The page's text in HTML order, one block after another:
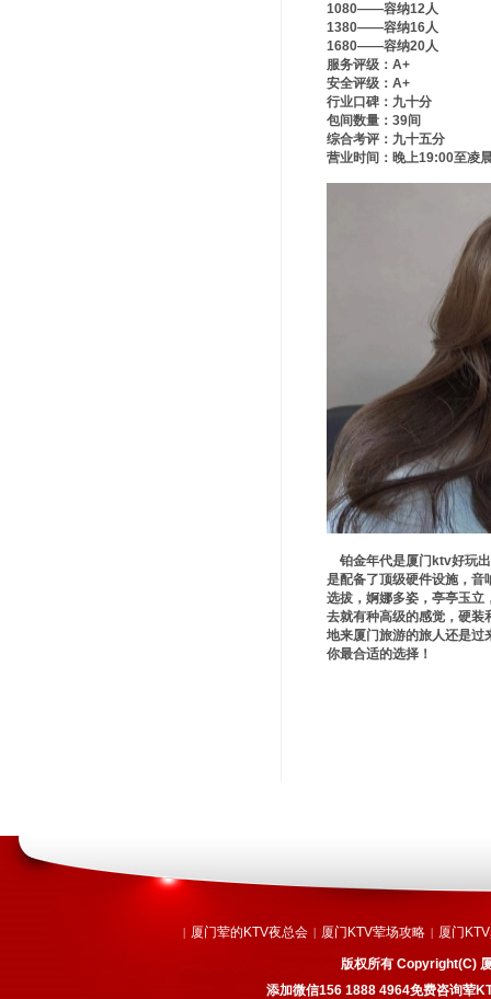
1080——容纳12人
1380——容纳16人
1680——容纳20人
服务评级：A+
安全评级：A+
行业口碑：九十分
包间数量：39间
综合考评：九十五分
营业时间：晚上19:00至凌
铂金年代是厦门ktv好玩出
是配备了顶级硬件设施，音
选拔，婀娜多姿，亭亭玉立
去就有种高级的感觉，硬装
地来厦门旅游的旅人还是
你最合适的选择！
| 厦门荤的KTV夜总会 | 厦门KTV荤场攻略 | 厦门
版权所有 Copyright(C)
添加微信156 1888 4964免费咨询荤